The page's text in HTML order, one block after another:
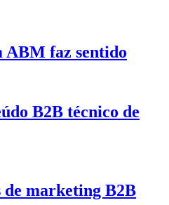
ABM faz sentido
B2B técnico de
marketing B2B